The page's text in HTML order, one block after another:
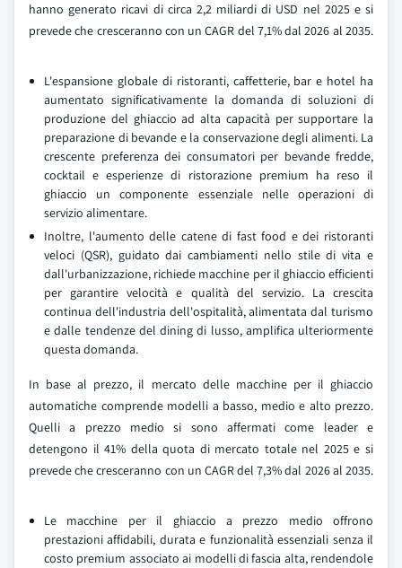
hanno generato ricavi di circa 2,2 miliardi di USD nel 2025 e si
prevede che cresceranno con un CAGR del 7,1% dal 2026 al 2035.
L'espansione globale di ristoranti, caffetterie, bar e hotel ha
aumentato significativamente la domanda di soluzioni di
produzione del ghiaccio ad alta capacità per supportare la
preparazione di bevande e la conservazione degli alimenti. La
crescente preferenza dei consumatori per bevande fredde,
cocktail e esperienze di ristorazione premium ha reso il
ghiaccio un componente essenziale nelle operazioni di
servizio alimentare.
Inoltre, l'aumento delle catene di fast food e dei ristoranti
veloci (QSR), guidato dai cambiamenti nello stile di vita e
dall'urbanizzazione, richiede macchine per il ghiaccio efficienti
per garantire velocità e qualità del servizio. La crescita
continua dell'industria dell'ospitalità, alimentata dal turismo
e dalle tendenze del dining di lusso, amplifica ulteriormente
questa domanda.
In base al prezzo, il mercato delle macchine per il ghiaccio
automatiche comprende modelli a basso, medio e alto prezzo.
Quelli a prezzo medio si sono affermati come leader e
detengono il 41% della quota di mercato totale nel 2025 e si
prevede che cresceranno con un CAGR del 7,3% dal 2026 al 2035.
Le macchine per il ghiaccio a prezzo medio offrono
prestazioni affidabili, durata e funzionalità essenziali senza il
costo premium associato ai modelli di fascia alta, rendendole